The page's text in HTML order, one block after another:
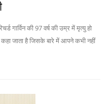
गार्विन की 97 वर्ष की उम्र में मृत्यु हो
कहा जाता है जिसके बारे में आपने कभी नहीं